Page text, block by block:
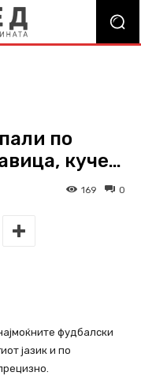
по
куче…
0
169
фудбалски
јазик и по